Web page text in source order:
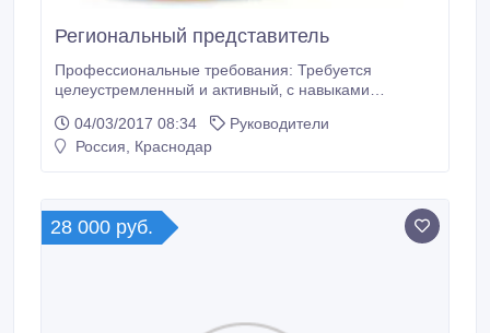
Региональный представитель
Профессиональные требования: Требуется
целеустремленный и активный‚ с навыками
грамотный‚ готовый повышать свой
профессиональный уровень руководитель.
структуры‚ координация работы персоналом.
04/03/2017 08:34
Руководители
Россия, Краснодар
28 000 руб.